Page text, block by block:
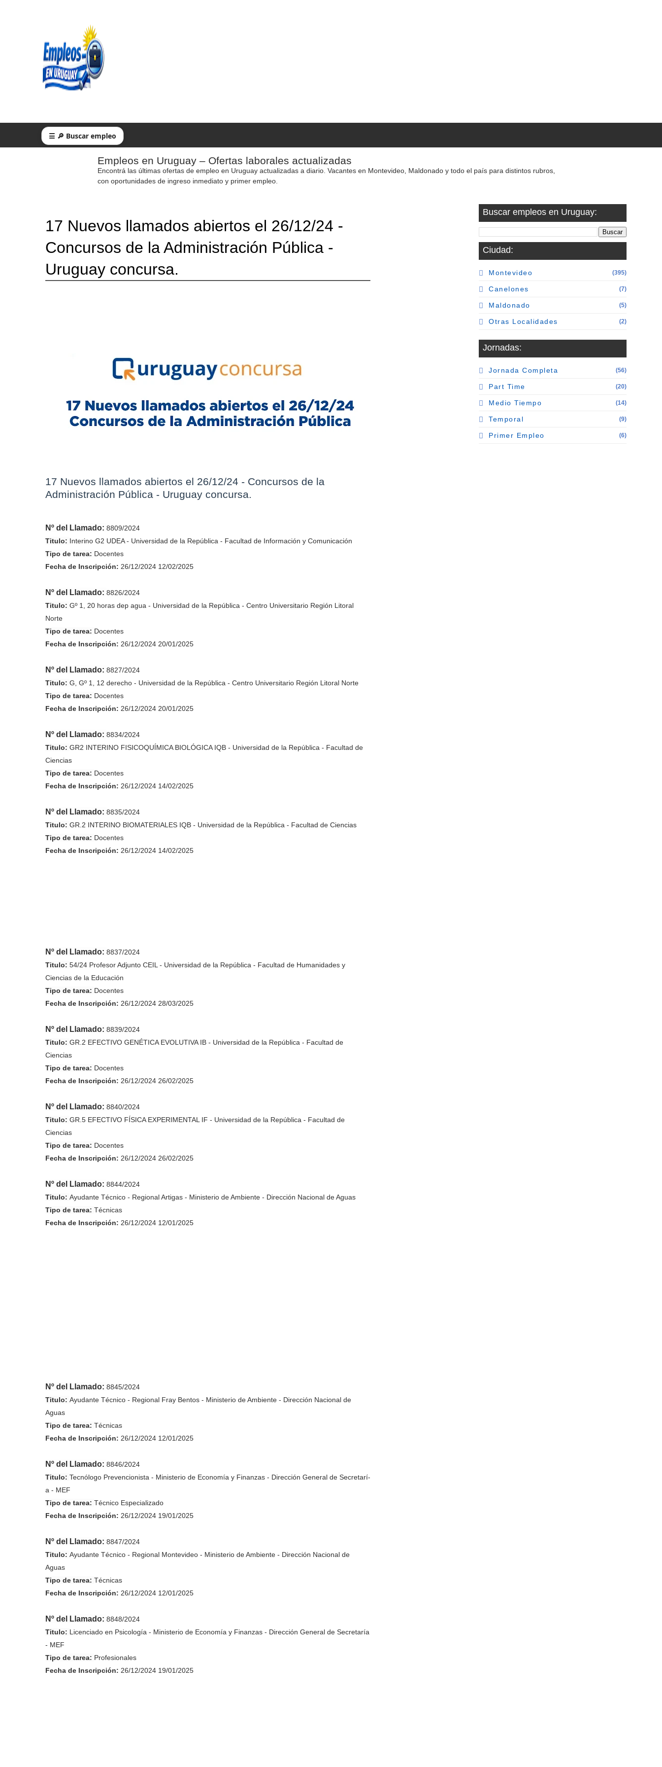
☰ 🔎 Buscar empleo
Empleos en Uruguay – Ofertas laborales actualizadas
Encontrá las últimas ofertas de empleo en Uruguay actualizadas a diario. Vacantes en Montevideo, Maldonado y todo el país para distintos rubros,
con oportunidades de ingreso inmediato y primer empleo.
17 Nuevos llamados abiertos el 26/12/24 -
Concursos de la Administración Pública -
Uruguay concursa.
17 Nuevos llamados abiertos el 26/12/24 - Concursos de la
Administración Pública - Uruguay concursa.
Nº del Llamado: 8809/2024
Titulo: Interino G2 UDEA - Universidad de la República - Facultad de Información y Comunicación
Tipo de tarea: Docentes
Fecha de Inscripción: 26/12/2024 12/02/2025
Nº del Llamado: 8826/2024
Titulo: Gº 1, 20 horas dep agua - Universidad de la República - Centro Universitario Región Litoral
Norte
Tipo de tarea: Docentes
Fecha de Inscripción: 26/12/2024 20/01/2025
Nº del Llamado: 8827/2024
Titulo: G, Gº 1, 12 derecho - Universidad de la República - Centro Universitario Región Litoral Norte
Tipo de tarea: Docentes
Fecha de Inscripción: 26/12/2024 20/01/2025
Nº del Llamado: 8834/2024
Titulo: GR2 INTERINO FISICOQUÍMICA BIOLÓGICA IQB - Universidad de la República - Facultad de
Ciencias
Tipo de tarea: Docentes
Fecha de Inscripción: 26/12/2024 14/02/2025
Nº del Llamado: 8835/2024
Titulo: GR.2 INTERINO BIOMATERIALES IQB - Universidad de la República - Facultad de Ciencias
Tipo de tarea: Docentes
Fecha de Inscripción: 26/12/2024 14/02/2025
Nº del Llamado: 8837/2024
Titulo: 54/24 Profesor Adjunto CEIL - Universidad de la República - Facultad de Humanidades y
Ciencias de la Educación
Tipo de tarea: Docentes
Fecha de Inscripción: 26/12/2024 28/03/2025
Nº del Llamado: 8839/2024
Titulo: GR.2 EFECTIVO GENÉTICA EVOLUTIVA IB - Universidad de la República - Facultad de
Ciencias
Tipo de tarea: Docentes
Fecha de Inscripción: 26/12/2024 26/02/2025
Nº del Llamado: 8840/2024
Titulo: GR.5 EFECTIVO FÍSICA EXPERIMENTAL IF - Universidad de la República - Facultad de
Ciencias
Tipo de tarea: Docentes
Fecha de Inscripción: 26/12/2024 26/02/2025
Nº del Llamado: 8844/2024
Titulo: Ayudante Técnico - Regional Artigas - Ministerio de Ambiente - Dirección Nacional de Aguas
Tipo de tarea: Técnicas
Fecha de Inscripción: 26/12/2024 12/01/2025
Nº del Llamado: 8845/2024
Titulo: Ayudante Técnico - Regional Fray Bentos - Ministerio de Ambiente - Dirección Nacional de
Aguas
Tipo de tarea: Técnicas
Fecha de Inscripción: 26/12/2024 12/01/2025
Nº del Llamado: 8846/2024
Titulo: Tecnólogo Prevencionista - Ministerio de Economía y Finanzas - Dirección General de Secretarí­
a - MEF
Tipo de tarea: Técnico Especializado
Fecha de Inscripción: 26/12/2024 19/01/2025
Nº del Llamado: 8847/2024
Titulo: Ayudante Técnico - Regional Montevideo - Ministerio de Ambiente - Dirección Nacional de
Aguas
Tipo de tarea: Técnicas
Fecha de Inscripción: 26/12/2024 12/01/2025
Nº del Llamado: 8848/2024
Titulo: Licenciado en Psicología - Ministerio de Economía y Finanzas - Dirección General de Secretarí­a
- MEF
Tipo de tarea: Profesionales
Fecha de Inscripción: 26/12/2024 19/01/2025
Buscar empleos en Uruguay:
Ciudad:
Montevideo (395)
Canelones (7)
Maldonado (5)
Otras Localidades (2)
Jornadas:
Jornada Completa (56)
Part Time (20)
Medio Tiempo (14)
Temporal (9)
Primer Empleo (6)